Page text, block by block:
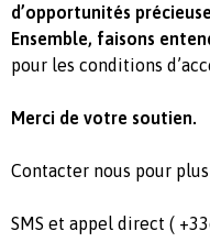
d’opportunités
Ensemble, faisons
pour les conditions
Merci de votre soutien.
Contacter nous pour
SMS et appel direct (